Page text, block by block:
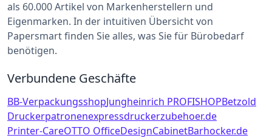
als 60.000 Artikel von Markenherstellern und
Eigenmarken. In der intuitiven Übersicht von
Papersmart finden Sie alles, was Sie für Bürobedarf
benötigen.
Verbundene Geschäfte
BB-VerpackungsshopJungheinrich PROFISHOPBetzold
Druckerpatronenexpressdruckerzubehoer.de
Printer-CareOTTO OfficeDesignCabinetBarhocker.de